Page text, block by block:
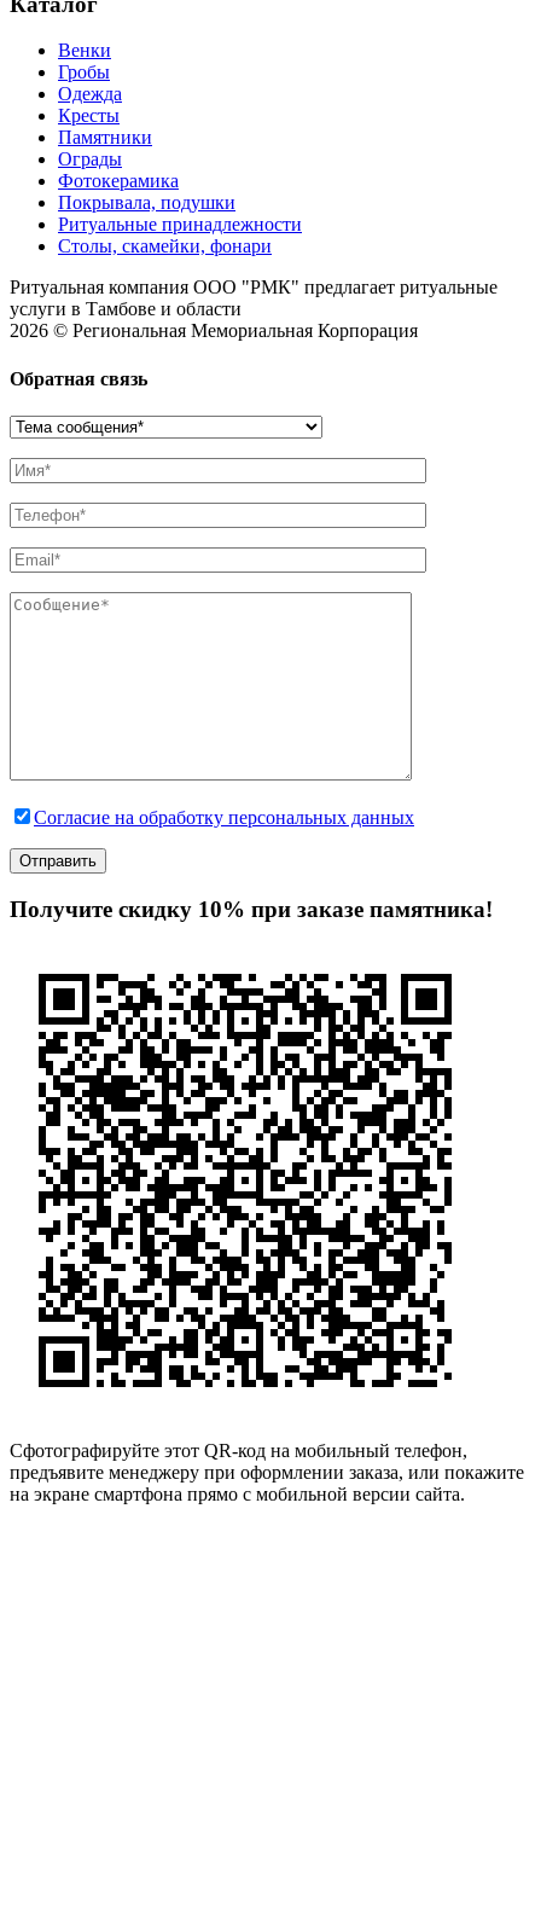
Венки
Гробы
Одежда
Кресты
Памятники
Ограды
Фотокерамика
Покрывала, подушки
Ритуальные принадлежности
Столы, скамейки, фонари
Ритуальная компания ООО "РМК" предлагает ритуальные
услуги в Тамбове и области
2026 © Региональная Мемориальная Корпорация
Обратная связь
Согласие на обработку персональных данных
Получите скидку 10% при заказе памятника!
Сфотографируйте этот QR-код на мобильный телефон,
предъявите менеджеру при оформлении заказа, или покажите
на экране смартфона прямо с мобильной версии сайта.